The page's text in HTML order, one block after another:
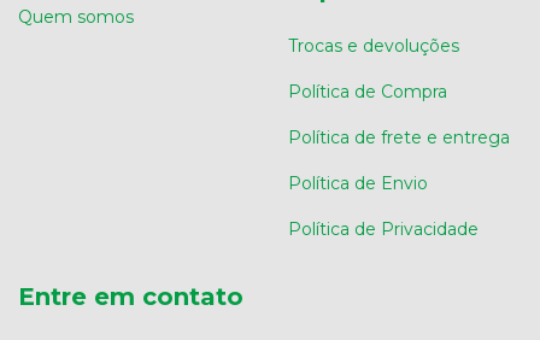
Quem somos
Trocas e devoluções
Política de Compra
Política de frete e entrega
Política de Envio
Política de Privacidade
Entre em contato